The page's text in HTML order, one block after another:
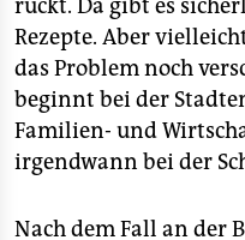
rückt. Da gibt es
Rezepte. Aber
das Problem noch
beginnt bei der
Familien- und
irgendwann bei der
Nach dem Fall an der